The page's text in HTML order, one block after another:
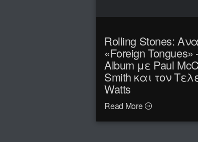
Rolling Stones:
«Foreign
Album με Paul
Smith και τον
Watts
Read More